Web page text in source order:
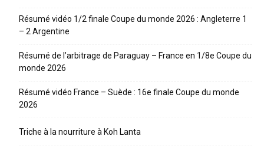
Résumé vidéo 1/2 finale Coupe du monde 2026 : Angleterre 1
– 2 Argentine
Résumé de l’arbitrage de Paraguay – France en 1/8e Coupe du
monde 2026
Résumé vidéo France – Suède : 16e finale Coupe du monde
2026
Triche à la nourriture à Koh Lanta